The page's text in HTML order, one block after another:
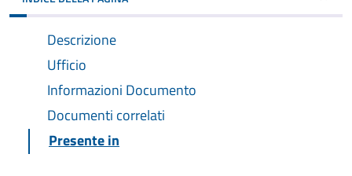
Descrizione
Ufficio
Informazioni Documento
Documenti correlati
Presente in